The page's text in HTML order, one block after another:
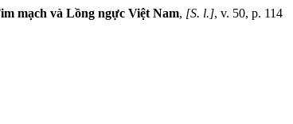
mạch và Lồng ngực Việt Nam, [S. l.], v. 50, p. 114